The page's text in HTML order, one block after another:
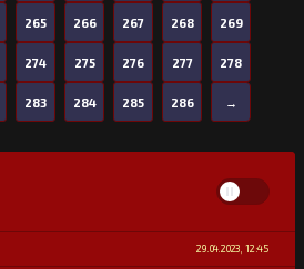
265 266 267 268 269
274 275 276 277 278
283 284 285 286 →
29.04.2023, 12:45